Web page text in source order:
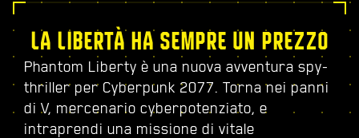
LA LIBERTÀ HA SEMPRE UN PREZZO
Phantom Liberty è una nuova avventura spy-
thriller per Cyberpunk 2077. Torna nei panni
di V, mercenario cyberpotenziato, e
intraprendi una missione di vitale